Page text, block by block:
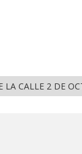
LA CALLE 2 DE